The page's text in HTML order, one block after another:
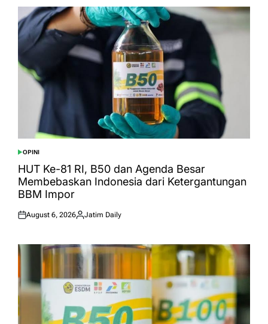
POSTED
IN
OPINI
HUT Ke-81 RI, B50 dan Agenda Besar
Membebaskan Indonesia dari Ketergantungan
BBM Impor
Posted
August 6, 2026
Posted
Jatim Daily